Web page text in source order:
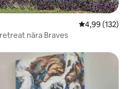
4,99 av 5 i
4,99 (132)
nära Braves